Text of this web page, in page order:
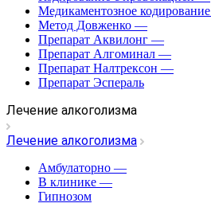
Медикаментозное кодирование
Метод Довженко —
Препарат Аквилонг —
Препарат Алгоминал —
Препарат Налтрексон —
Препарат Эспераль
Лечение алкоголизма
Лечение алкоголизма
Амбулаторно —
В клинике —
Гипнозом